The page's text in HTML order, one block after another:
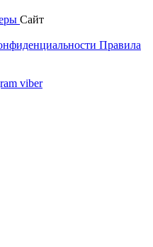
Сайт
Правила
viber